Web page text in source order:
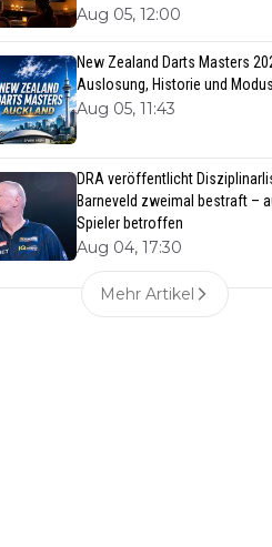
Aug 05, 12:00
New Zealand Darts Masters
Auslosung, Historie und Modus
Aug 05, 11:43
DRA veröffentlicht
Barneveld zweimal bestraft –
Spieler betroffen
Aug 04, 17:30
Mehr Artikel